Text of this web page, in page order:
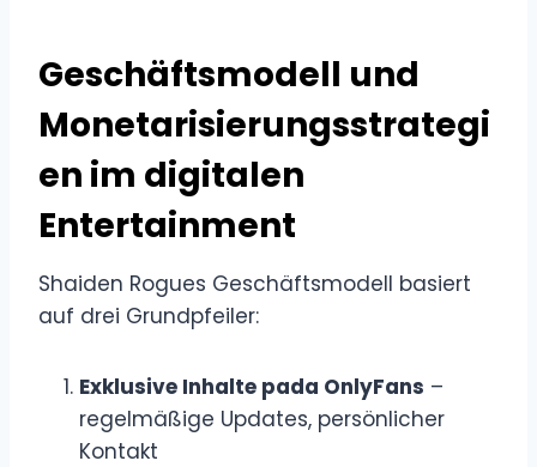
Geschäftsmodell und
Monetarisierungsstrategi
en im digitalen
Entertainment
Shaiden Rogues Geschäftsmodell basiert
auf drei Grundpfeiler:
Exklusive Inhalte pada OnlyFans –
regelmäßige Updates, persönlicher
Kontakt